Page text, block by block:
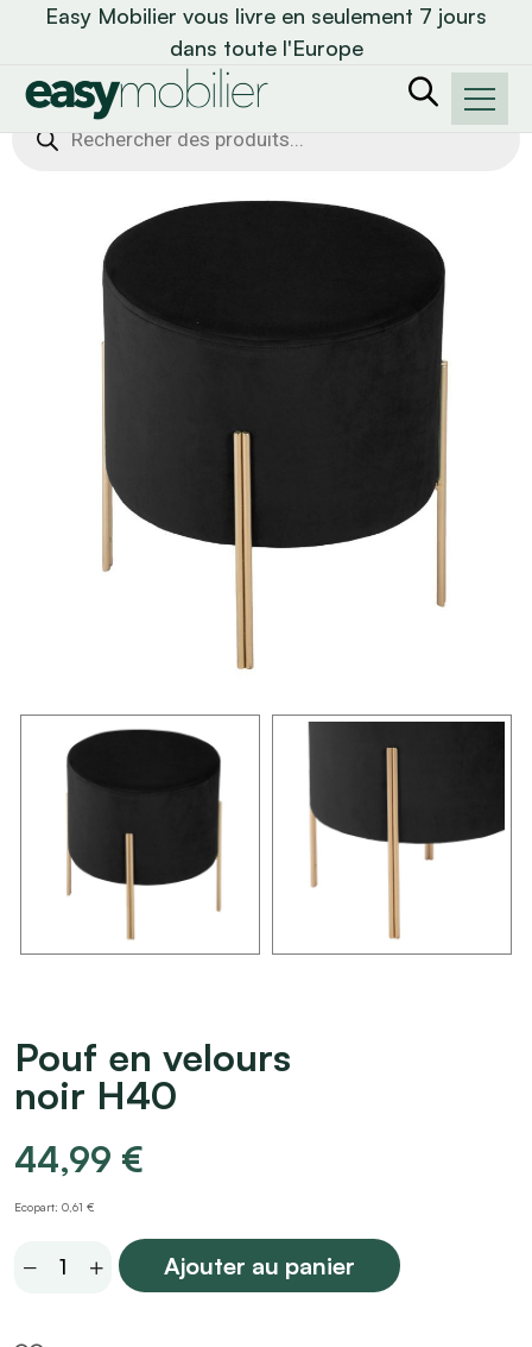
Easy Mobilier vous livre en seulement 7 jours
dans toute l'Europe
Recherche
de
Pouf en velours
noir H40
44,99 €
Ecopart: 0,61 €
Pouf
Ajouter au panier